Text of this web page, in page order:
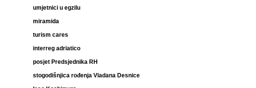
umjetnici u egzilu
miramida
turism cares
interreg adriatico
posjet Predsjednika RH
stogodišnjica rođenja Vladana Desnice